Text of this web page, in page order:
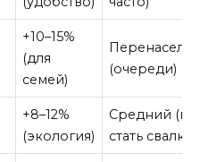
+10–15%
(для
семей)
(очереди)
+8–12%
(экология)
Средний
стать